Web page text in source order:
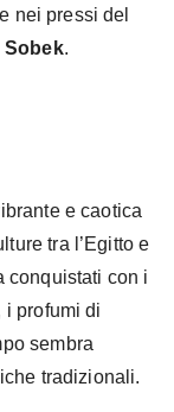
nei pressi del
Sobek.
e caotica
tra l’Egitto e
conquistati con i
profumi di
sembra
tradizionali.